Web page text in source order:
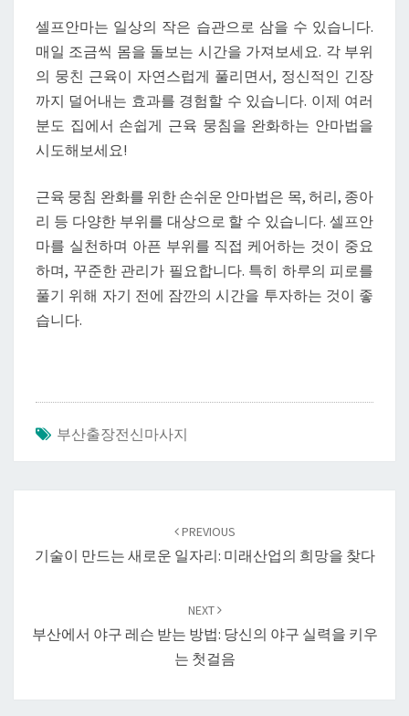
셀프안마는 일상의 작은 습관으로 삼을 수 있습니다.
매일 조금씩 몸을 돌보는 시간을 가져보세요. 각 부위
의 뭉친 근육이 자연스럽게 풀리면서, 정신적인 긴장
까지 덜어내는 효과를 경험할 수 있습니다. 이제 여러
분도 집에서 손쉽게 근육 뭉침을 완화하는 안마법을
시도해보세요!
근육 뭉침 완화를 위한 손쉬운 안마법은 목, 허리, 종아
리 등 다양한 부위를 대상으로 할 수 있습니다. 셀프안
마를 실천하며 아픈 부위를 직접 케어하는 것이 중요
하며, 꾸준한 관리가 필요합니다. 특히 하루의 피로를
풀기 위해 자기 전에 잠깐의 시간을 투자하는 것이 좋
습니다.
부산출장전신마사지
PREVIOUS
기술이 만드는 새로운 일자리: 미래산업의 희망을 찾다
NEXT
부산에서 야구 레슨 받는 방법: 당신의 야구 실력을 키우
는 첫걸음